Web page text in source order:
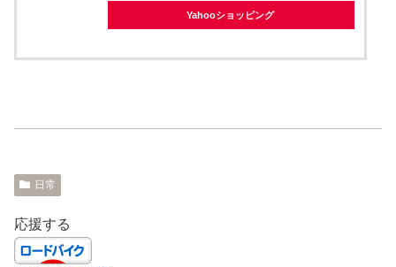
Yahooショッピング
日常
応援する